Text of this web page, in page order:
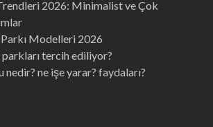
2026: Minimalist ve Çok
Modelleri 2026
tercih ediliyor?
ne işe yarar? faydaları?